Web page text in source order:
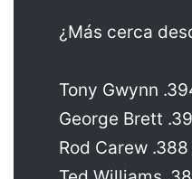
¿Más cerca
Tony Gwynn
George Brett
Rod Carew .388